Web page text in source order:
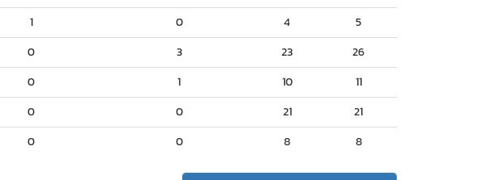
1 0 4
5
0 3 23
26
0 1 10
11
0 0 21
21
0 0 8 8